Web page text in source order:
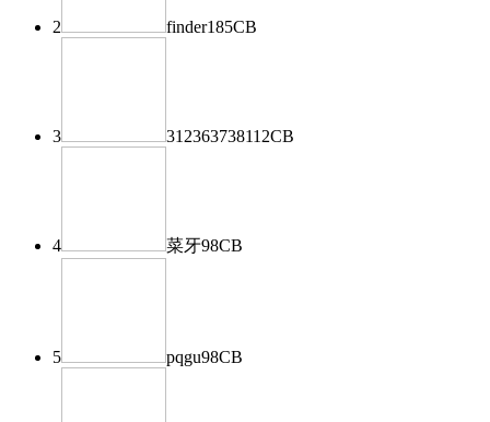
2 finder185CB
3 312363738112CB
4 菜牙98CB
5 pqgu98CB